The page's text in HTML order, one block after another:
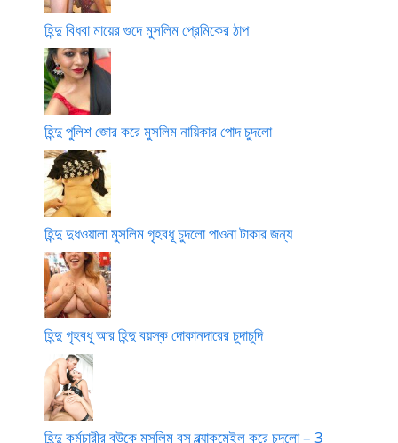
হিন্দু বিধবা মায়ের গুদে মুসলিম প্রেমিকের ঠাপ
হিন্দু পুলিশ জোর করে মুসলিম নায়িকার পোদ চুদলো
হিন্দু দুধওয়ালা মুসলিম গৃহবধূ চুদলো পাওনা টাকার জন্য
হিন্দু গৃহবধূ আর হিন্দু বয়স্ক দোকানদারের চুদাচুদি
হিন্দু কর্মচারীর বউকে মুসলিম বস ব্ল্যাকমেইল করে চুদলো – 3